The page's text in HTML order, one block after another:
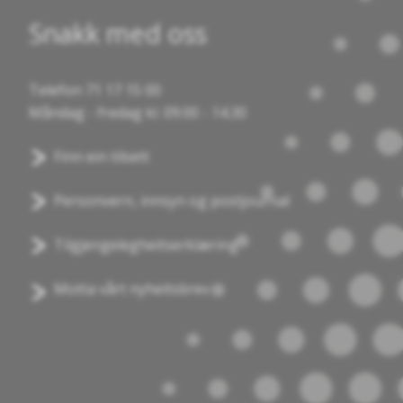
Snakk med oss
Telefon 71 17 15 00
Måndag - fredag kl. 09.00 - 14.30
Finn ein tilsett
Personvern, innsyn og postjournal
Tilgjengelegheitserklæring
Motta vårt nyheitsbrev